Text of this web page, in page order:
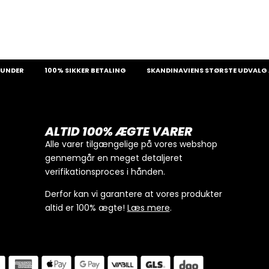
100% SIKKER BETALING SKANDINAVIENS STØRSTE UDVALG AF
ALTID 100% ÆGTE VARER
Alle varer tilgængelige på vores webshop
gennemgår en meget detaljeret
verifikationsproces i hånden.
Derfor kan vi garantere at vores produkter
altid er 100% ægte! Læs mere.